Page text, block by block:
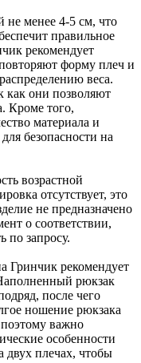
менее 4-5 см, что
правильное
рекомендует
форму плеч и
веса.
как они позволяют
Кроме того,
материала и
безопасности на
возрастной
отсутствует, это
не предназначено
о соответствии,
по запросу.
Гринчик рекомендует
рюкзак
после чего
ношение рюкзака
важно
особенности
двух плечах, чтобы